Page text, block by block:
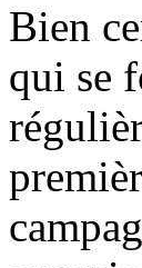
Bien
qui se